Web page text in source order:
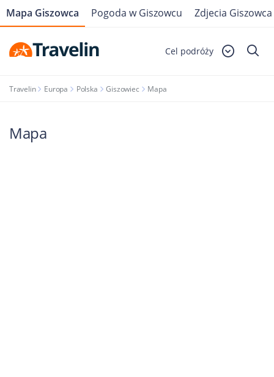
Cel podróży
Travelin Europa Polska Giszowiec Mapa
Mapa Giszowca Pogoda w Giszowcu Zdjecia Giszowca
Mapa